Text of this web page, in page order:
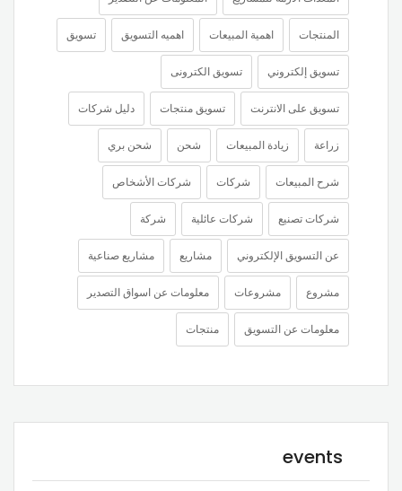
المنتجات اهمية المبيعات اهميه التسويق تسويق
تسويق إلكتروني تسويق الكترونى
تسويق على الانترنت تسويق منتجات دليل شركات
زراعة زيادة المبيعات شحن شحن بري
شرح المبيعات شركات شركات الأشخاص
شركات تصنيع شركات عائلية شركة
عن التسويق الإلكتروني مشاريع مشاريع صناعية
مشروع مشروعات معلومات عن اسواق التصدير
معلومات عن التسويق منتجات
events